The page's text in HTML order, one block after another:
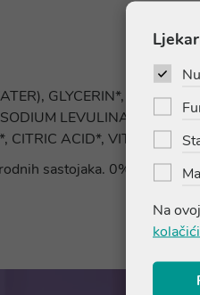
GLYCERIN*,
LEVULINATE*,
CITRIC ACID*, VITIS
sastojaka. 0% parabena,
Na